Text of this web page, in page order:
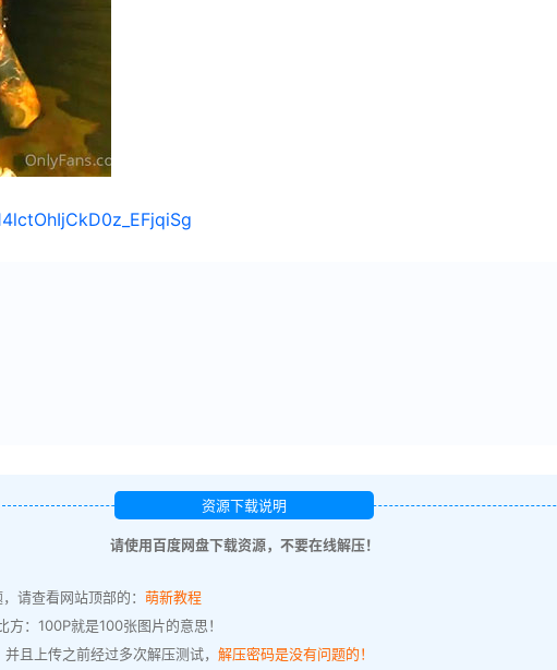
资源下载说明
请使用百度网盘下载资源，不要在线解压！
请查看网站顶部的： 萌新教程
：100P就是100张图片的意思！
并且上传之前经过多次解压测试， 解压密码是没有问题的！